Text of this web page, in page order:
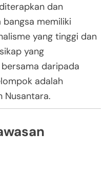
dan
bangsa memiliki
yang tinggi dan
yang
daripada
adalah
Nusantara.